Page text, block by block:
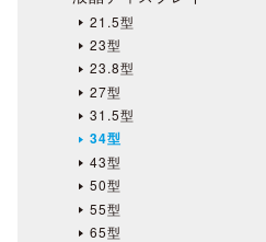
21.5型
23型
23.8型
27型
31.5型
34型
43型
50型
55型
65型